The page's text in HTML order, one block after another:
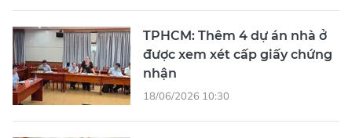
TPHCM: Thêm 4 dự án nhà ở
được xem xét cấp giấy chứng
nhận
18/06/2026 10:30